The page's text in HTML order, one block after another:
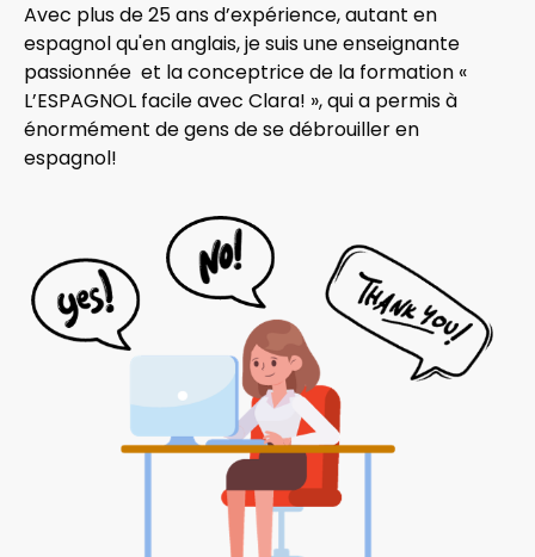
Avec plus de 25 ans d’expérience, autant en
espagnol qu'en anglais, je suis une enseignante
passionnée et la conceptrice de la formation «
L’ESPAGNOL facile avec Clara! », qui a permis à
énormément de gens de se débrouiller en
espagnol!